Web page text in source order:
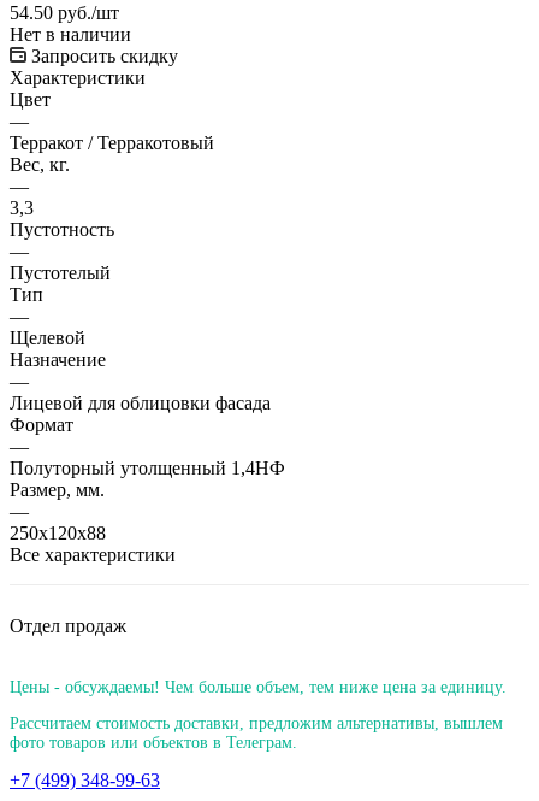
54.50 руб./шт
Нет в наличии
Запросить скидку
Характеристики
Цвет
—
Терракот / Терракотовый
Вес, кг.
—
3,3
Пустотность
—
Пустотелый
Тип
—
Щелевой
Назначение
—
Лицевой для облицовки фасада
Формат
—
Полуторный утолщенный 1,4НФ
Размер, мм.
—
250х120х88
Все характеристики
Отдел продаж
Цены - обсуждаемы! Чем больше объем, тем ниже цена за единицу.
Рассчитаем стоимость доставки, предложим альтернативы, вышлем
фото товаров или объектов в Телеграм.
+7 (499) 348-99-63